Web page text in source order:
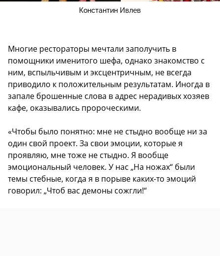
Константин Ивлев
Многие рестораторы мечтали заполучить в
помощники именитого шефа, однако знакомство с
ним, вспыльчивым и эксцентричным, не всегда
приводило к положительным результатам. Иногда в
запале брошенные слова в адрес нерадивых хозяев
кафе, оказывались пророческими.
«Чтобы было понятно: мне не стыдно вообще ни за
один свой проект. За свои эмоции, которые я
проявляю, мне тоже не стыдно. Я вообще
эмоциональный человек. У нас „На ножах“ были
темы стебные, когда я в порыве каких-то эмоций
говорил: „Чтоб вас демоны сожгли!“